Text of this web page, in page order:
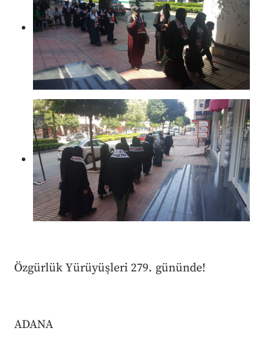
Özgürlük Yürüyüşleri 279. gününde!
ADANA